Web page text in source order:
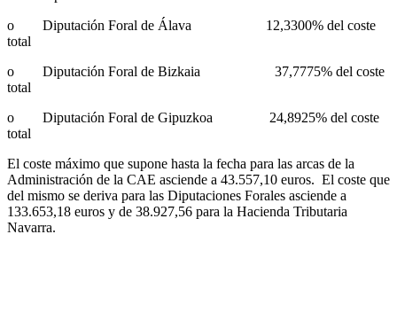
o Diputación Foral de Álava 12,3300% del coste
total
o Diputación Foral de Bizkaia 37,7775% del coste
total
o Diputación Foral de Gipuzkoa 24,8925% del coste
total
El coste máximo que supone hasta la fecha para las arcas de la
Administración de la CAE asciende a 43.557,10 euros. El coste que
del mismo se deriva para las Diputaciones Forales asciende a
133.653,18 euros y de 38.927,56 para la Hacienda Tributaria
Navarra.